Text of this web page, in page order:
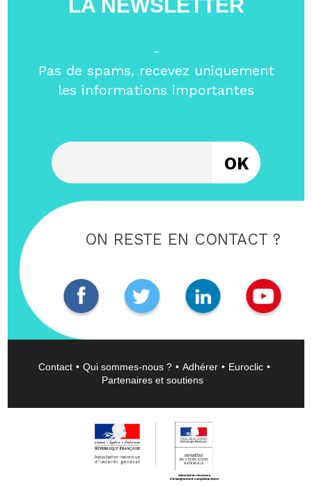
LA NEWSLETTER
-
Pas de spams, recevez uniquement
les informations importantes
ON RESTE EN CONTACT ?
Contact Qui sommes-nous ? Adhérer
Euroclic
Partenaires et soutiens